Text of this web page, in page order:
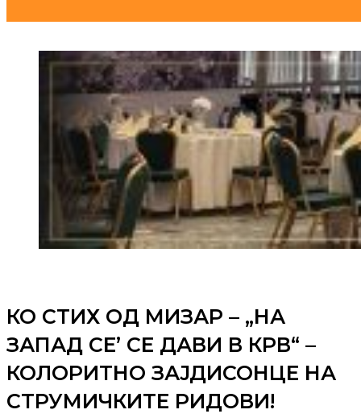
КО СТИХ ОД МИЗАР – „НА
ЗАПАД СЕ’ СЕ ДАВИ В КРВ“ –
КОЛОРИТНО ЗАЈДИСОНЦЕ НА
СТРУМИЧКИТЕ РИДОВИ!